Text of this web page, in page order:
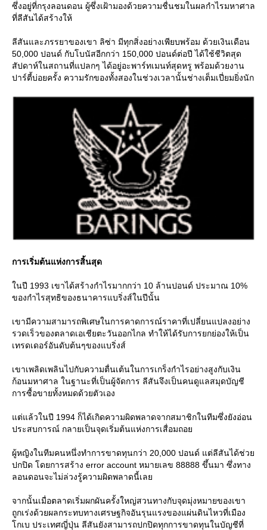
ซึ่งอยู่ที่กรุงลอนดอน ผู้ซึ่งเฝ้ามองด้วยความชื่นชมในผลกำไรมหาศาล
ที่ลีสันได้สร้างให้
ลีสันและภรรยาของเขา ลิซ่า มีทุกสิ่งอย่างเพียบพร้อม ด้วยเงินเดือน
50,000 ปอนด์ กับโบนัสอีกกว่า 150,000 ปอนด์ต่อปี ได้ใช้ชีวิตสุด
สัปดาห์ในสถานที่แปลกๆ ได้อยู่อะพาร์ทเมนท์สุดหรู พร้อมด้วยงาน
ปาร์ตี้บ่อยครั้ง ความรักของทั้งสองในช่วงเวลานั้นช่างเต็มเปี่ยมยิ่งนัก
การเริ่มต้นแห่งการสิ้นสุด
นปี 1993 เขาได้สร้างกำไรมากกว่า 10 ล้านปอนด์ ประมาณ 10%
ของกำไรสุทธิของธนาคารแบริ่งส์ในปีนั้น
เขามีความสามารถพิเศษในการคาดการณ์ราคาที่เปลี่ยนแปลงอย่าง
รวดเร็วของตลาดเอเชียตะวันออกไกล ทำให้ได้รับการยกย่องให้เป็น
เทรดเดอร์อันดับต้นๆของแบริ่งส์
เขาเพลิดเพลินไปกับความตื่นเต้นในการเกร็งกำไรอย่างสูงกับเงิน
ก้อนมหาศาล ในฐานะที่เป็นผู้จัดการ ลีสันจึงเป็นคนดูแลสมุดบัญชี
การซื้อขายทั้งหมดด้วยตัวเอง
ต่แล้วในปี 1994 ก็ได้เกิดความผิดพลาดจากสมาชิกในทีมซึ่งยังอ่อน
ประสบการณ์ กลายเป็นจุดเริ่มต้นแห่งการเสื่อมถอ
ผู้หญิงในทีมคนหนึ่งทำการขาดทุนกว่า 20,000 ปอนด์ แต่ลีสันได้ช่ว
ปกปิด โดยการสร้าง error account หมายเลข 88888 ขึ้นมา ซึ่งทาง
ลอนดอนจะไม่ล่วงรู้ความผิดพลาดนี้เล
จากนั้นเมื่อตลาดเริ่มผกผันครั้งใหญ่สวนทางกับจุดมุ่งหมายของเขา
ถูกเร่งด้วยผลกระทบทางเศรษฐกิจอันรุนแรงของแผ่นดินไหวที่เมือง
กเบ ประเทศญี่ปุ่น ลีสันยังสามารถปกปิดทุกการขาดทุนในบัญชีที่